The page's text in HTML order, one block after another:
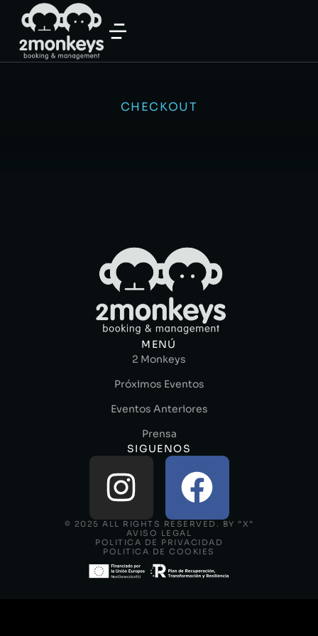
CHECKOUT
MENÚ
2 Monkeys
Próximos Eventos
Eventos Anteriores
Prensa
SIGUENOS
© 2025 ALL RIGHTS RESERVED. BY ”X”
AVISO LEGAL
POLITICA DE PRIVACIDAD
POLITICA DE COOKIES